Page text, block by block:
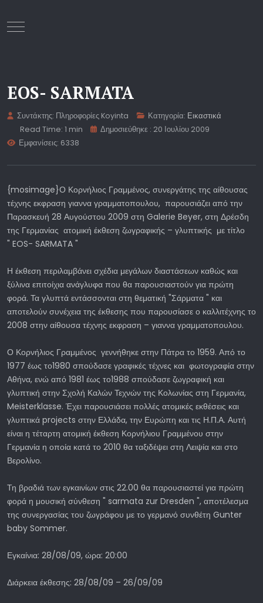
Mobile Menu Toggle
EOS- SARMATA
Συντάκτης: Πληροφορίες Koyinta Κατηγορία: Εικαστικά
Read Time: 1 min
Δημοσιεύθηκε : 20 Ιουλίου 2009
Εμφανίσεις: 6338
{mosimage}Ο Κορνήλιος Γραμμένος, συνεργάτης της αίθουσας
τέχνης εκφραση γιαννα γραμματοπουλου, παρουσιάζει από την
Παρασκευή 28 Αυγούστου 2009 στη Galerie Beyer, στη Δρέσδη
της Γερμανίας ατομική έκθεση ζωγραφικής – γλυπτικής με τίτλο
" EOS- SARMATA "
Η έκθεση περιλαμβάνει σχέδια μεγάλων διαστάσεων καθώς και
ξύλινα επιτοίχια ανάγλυφα που θα παρουσιαστούν για πρώτη
φορά. Τα γλυπτά εντάσσονται στη θεματική "Σάρματα " και
αποτελούν συνέχεια της έκθεσης που παρουσίασε ο καλλιτέχνης το
2008 στην αίθουσα τέχνης εκφραση – γιαννα γραμματοπουλου.
Ο Κορνήλιος Γραμμένος γεννήθηκε στην Πάτρα το 1959. Από το
1977 έως το1980 σπούδασε γραφικές τέχνες και φωτογραφία στην
Αθήνα, ενώ από 1981 έως το1988 σπούδασε ζωγραφική και
γλυπτική στην Σχολή Καλών Τεχνών της Κολωνίας στη Γερμανία,
Meisterklasse. Έχει παρουσιάσει πολλές ατομικές εκθέσεις και
γλυπτικά projects στην Ελλάδα, την Ευρώπη και τις Η.Π.Α. Αυτή
είναι η τέταρτη ατομική έκθεση Κορνήλιου Γραμμένου στην
Γερμανία η οποία κατά το 2010 θα ταξιδέψει στη Λειψία και στο
Βερολίνο.
Τη βραδιά των εγκαινίων στις 22.00 θα παρουσιαστεί για πρώτη
φορά η μουσική σύνθεση " sarmata zur Dresden ", αποτέλεσμα
της συνεργασίας του ζωγράφου με το γερμανό συνθέτη Gunter
baby Sommer.
Εγκαίνια: 28/08/09, ώρα: 20:00
Διάρκεια έκθεσης: 28/08/09 – 26/09/09